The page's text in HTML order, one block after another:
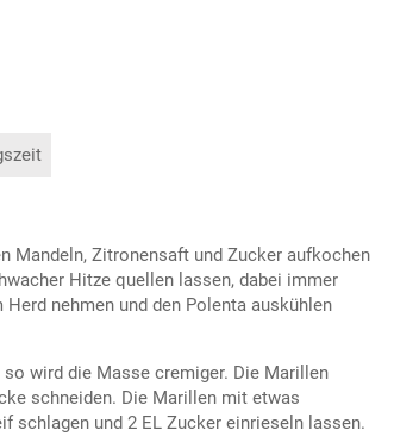
Mandeln, Zitronensaft und Zucker aufkochen
Hitze quellen lassen, dabei immer
nehmen und den Polenta auskühlen
wird die Masse cremiger. Die Marillen
schneiden. Die Marillen mit etwas
schlagen und 2 EL Zucker einrieseln lassen.